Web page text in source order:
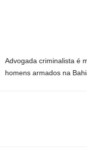
Advogada criminalista é
homens armados na